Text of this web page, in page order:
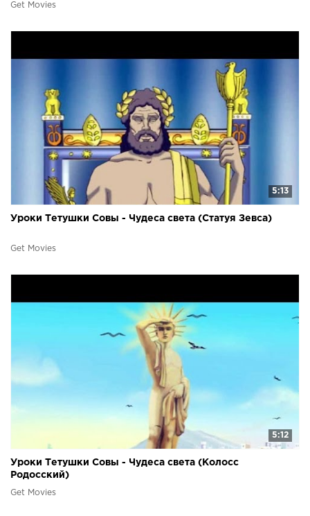
Get Movies
5:13
Уроки Тетушки Совы - Чудеса света (Статуя Зевса)
Get Movies
5:12
Уроки Тетушки Совы - Чудеса света (Колосс
Родосский)
Get Movies